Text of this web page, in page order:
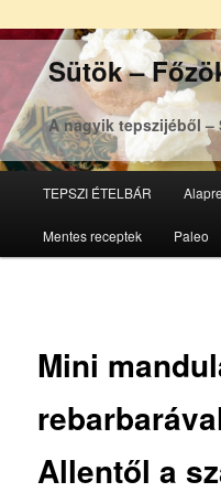
Sütök –
A nagyik tepszijéből –
Tovább
az
Tovább
a
TEPSZI ÉTELBÁR
Mentes receptek Paleo
Mini
Allentől a